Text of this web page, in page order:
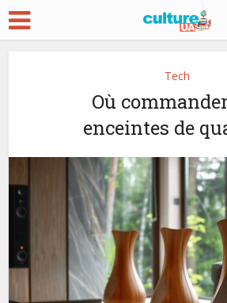
Tech
Où
enceintes de